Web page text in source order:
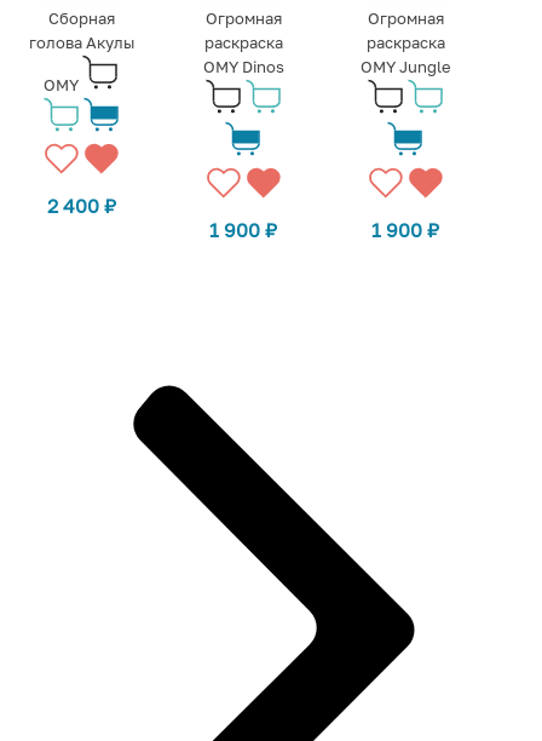
Сборная
голова Акулы
OMY
2 400 ₽
Огромная
раскраска
OMY Dinos
1 900₽
Огромная
раскраска
OMY Jungle
1 900₽